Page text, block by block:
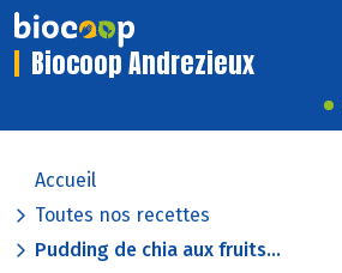
Biocoop Andrezieux
Accueil
Toutes nos recettes
Pudding de chia aux fruits...